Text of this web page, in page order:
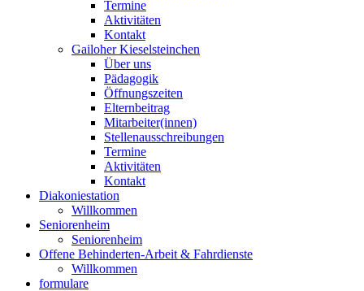
Termine
Aktivitäten
Kontakt
Gailoher Kieselsteinchen
Über uns
Pädagogik
Öffnungszeiten
Elternbeitrag
Mitarbeiter(innen)
Stellenausschreibungen
Termine
Aktivitäten
Kontakt
Diakoniestation
Willkommen
Seniorenheim
Seniorenheim
Offene Behinderten-Arbeit & Fahrdienste
Willkommen
formulare